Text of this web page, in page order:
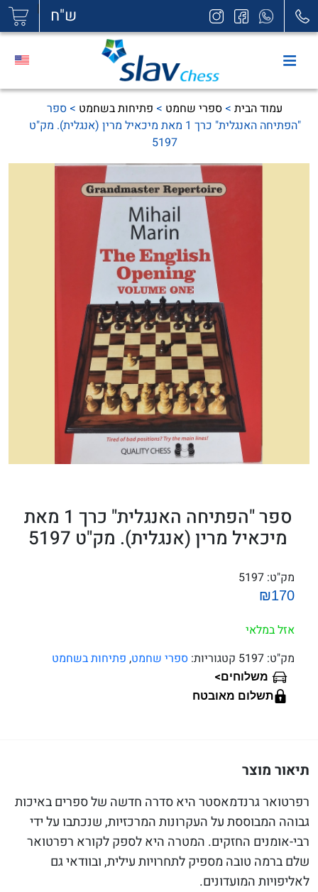
| ש"ח
עמוד הבית > ספרי שחמט > פתיחות בשחמט > ספר
"הפתיחה האנגלית" כרך 1 מאת מיכאיל מרין (אנגלית). מק"ט
5197
ספר "הפתיחה האנגלית" כרך 1 מאת
מיכאיל מרין (אנגלית). מק"ט 5197
מק"ט: 5197
₪170
אזל במלאי
מק"ט: 5197 קטגוריות: ספרי שחמט, פתיחות בשחמט
משלוחים>
תשלום מאובטח
תיאור מוצר
רפרטואר גרנדמאסטר היא סדרה חדשה של ספרים באיכות
גבוהה המבוססת על העקרונות המרכזיות, שנכתבו על ידי
רבי-אומנים החזקים. המטרה היא לספק לקורא רפרטואר
שלם ברמה טובה מספיק לתחרויות עילית, ובוודאי גם
לאליפויות המועדונים.